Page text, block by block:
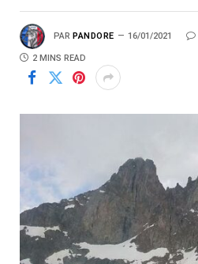
PAR PANDORE 16/01/2021
2 MINS READ